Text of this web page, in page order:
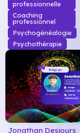
professionnelle
Coaching
professionnel
Psychogénéalogie
Psychothérapie
Jonathan Desjours